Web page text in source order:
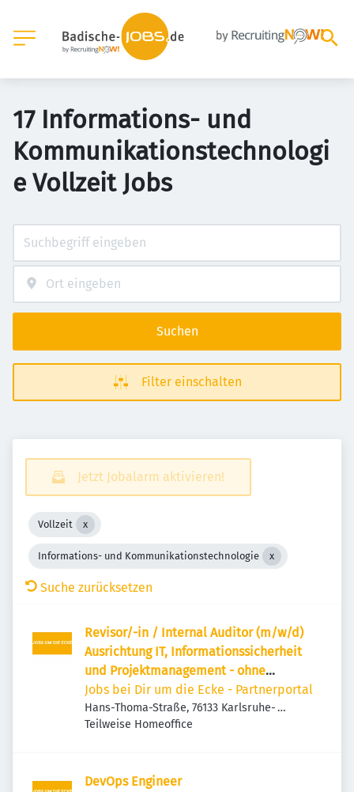
17 Informations- und
Kommunikationstechnologi
e Vollzeit Jobs
Suchen
Filter einschalten
Jetzt Jobalarm aktivieren!
Vollzeit
Informations- und Kommunikationstechnologie
Suche zurücksetzen
Revisor/-in / Internal Auditor (m/w/d)
Ausrichtung IT, Informationssicherheit
und Projektmanagement - ohne
Reisetätigkeit -
Jobs bei Dir um die Ecke - Partnerportal
Hans-Thoma-Straße, 76133 Karlsruhe-
Innenstadt-West, Deutschland
Teilweise Homeoffice
DevOps Engineer